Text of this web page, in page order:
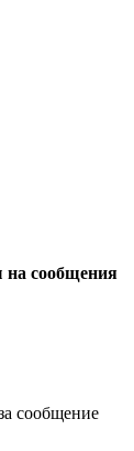
на сообщения
сообщение